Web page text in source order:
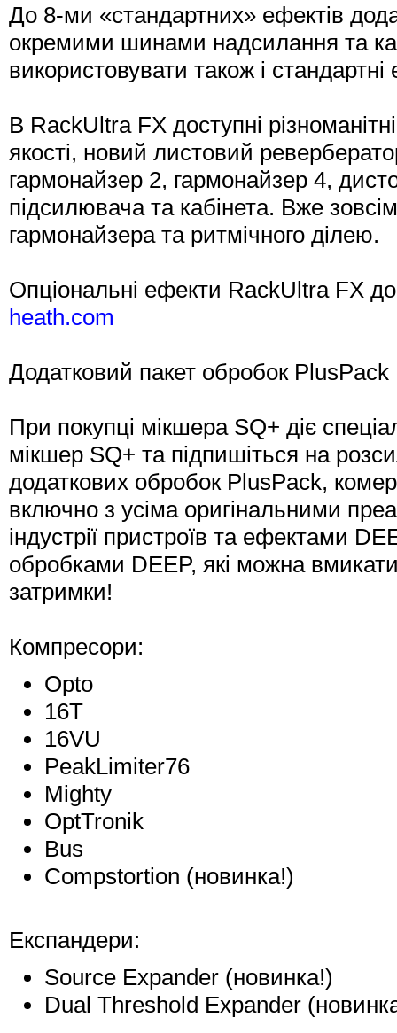
До 8-ми «стандартних» ефектів
окремими шинами надсилання та
використовувати також і
В RackUltra FX доступні
якості, новий листовий
гармонайзер 2, гармонайзер 4,
підсилювача та кабінета. Вже
гармонайзера та ритмічного ділею.
Опціональні ефекти RackUltra FX
heath.com
Додатковий пакет обробок PlusPack
При покупці мікшера SQ+ діє
мікшер SQ+ та підпишіться на
додаткових обробок PlusPack,
включно з усіма оригінальними
індустрії пристроїв та ефектами
обробками DEEP, які можна
затримки!
Компресори:
Opto
16T
16VU
PeakLimiter76
Mighty
OptTronik
Bus
Compstortion (новинка!)
Експандери:
Source Expander (новинка!)
Dual Threshold Expander